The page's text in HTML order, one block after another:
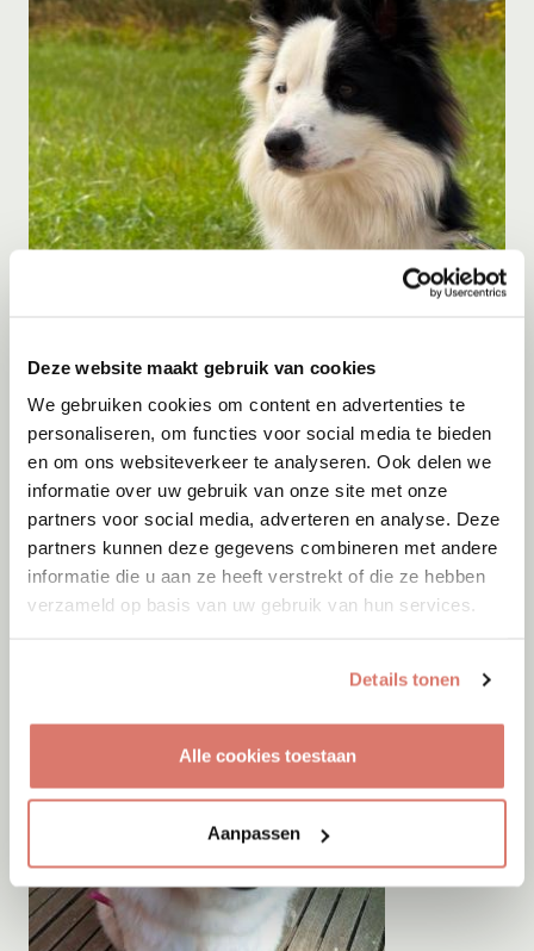
Deze website maakt gebruik van cookies
We gebruiken cookies om content en advertenties te
personaliseren, om functies voor social media te bieden
en om ons websiteverkeer te analyseren. Ook delen we
informatie over uw gebruik van onze site met onze
partners voor social media, adverteren en analyse. Deze
partners kunnen deze gegevens combineren met andere
informatie die u aan ze heeft verstrekt of die ze hebben
verzameld op basis van uw gebruik van hun services.
Details tonen
Alle cookies toestaan
Aanpassen
Zorro
Brummen